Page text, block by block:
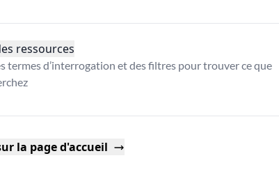
ressources
termes d’interrogation et des filtres pour trouver ce que
la page d'accueil